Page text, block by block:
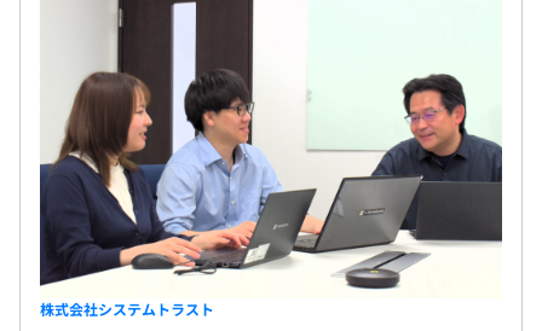
株式会社システムトラスト